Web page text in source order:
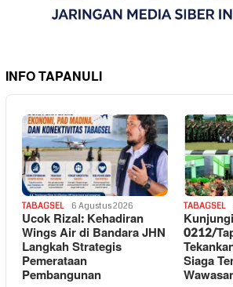
INFO TAPANULI
TABAGSEL 6 Agustus 2026
Ucok Rizal: Kehadiran
Wings Air di Bandara JHN
Langkah Strategis
Pemerataan
Pembangunan
TABAGSEL
0212/
Siaga